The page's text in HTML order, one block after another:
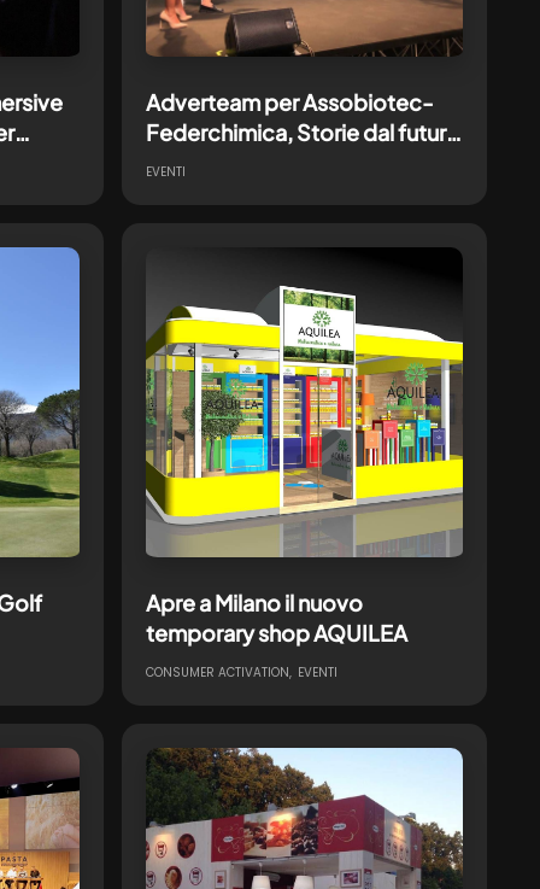
EVENTI
Adverteam per Assobiotec-
Federchimica, Storie dal futuro
migliore
CONSUMER ACTIVATION EVENTI
Apre a Milano il nuovo
temporary shop AQUILEA